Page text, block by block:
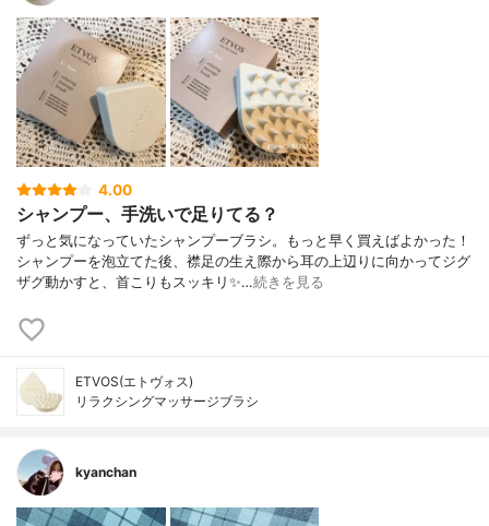
4.00
シャンプー、手洗いで足りてる？
ずっと気になっていたシャンプーブラシ。もっと早く買えばよかった！
シャンプーを泡立てた後、襟足の生え際から耳の上辺りに向かってジグ
ザグ動かすと、首こりもスッキリ✨…続きを見る
ETVOS(エトヴォス)
リラクシングマッサージブラシ
kyanchan